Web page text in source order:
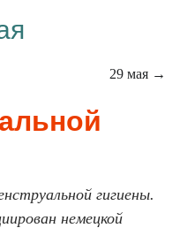
29 мая →
гигиены.
немецкой